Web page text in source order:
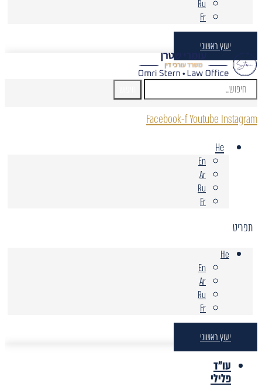
Ru
Fr
יעוץ ראשוני
Facebook-fYoutube Instagram
He
En
Ar
Ru
Fr
תפריט
He
En
Ar
Ru
Fr
יעוץ ראשוני
עו"ד
פלילי